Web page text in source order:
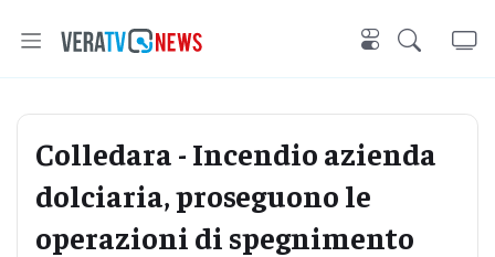
Colledara - Incendio azienda
dolciaria, proseguono le
operazioni di spegnimento